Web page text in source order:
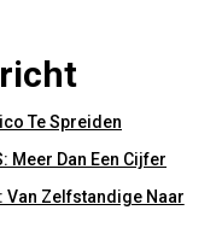
Te Spreiden
Meer Dan Een Cijfer
Van Zelfstandige Naar